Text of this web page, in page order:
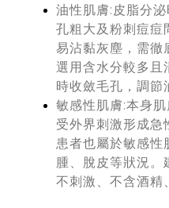
油性肌膚:皮脂分
孔粗大及粉刺痘痘
易沾黏灰塵，需徹
選用含水分較多且
時收斂毛孔，調節
敏感性肌膚:本身
受外界刺激形成急
患者也屬於敏感性
腫、脫皮等狀況。
不刺激、不含酒精